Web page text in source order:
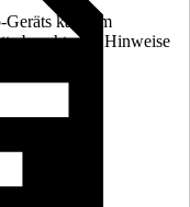
Geräts kann im
beachte die Hinweise